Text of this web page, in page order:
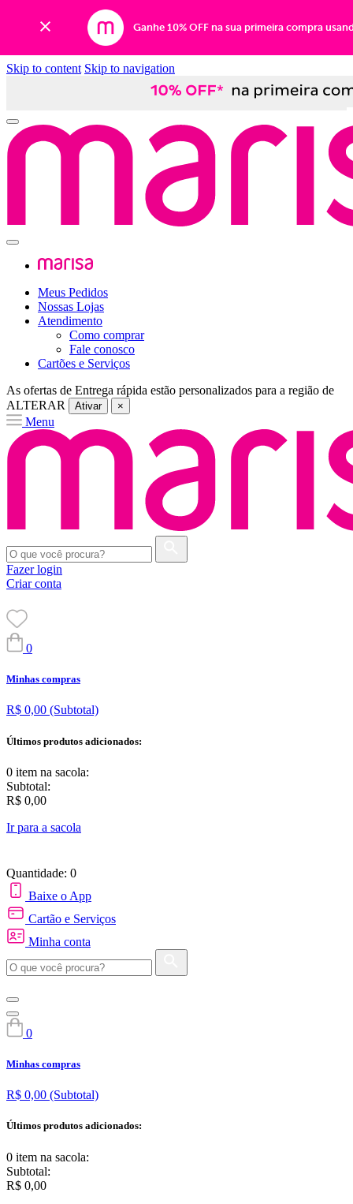
Ganhe 10% OFF na sua primeira compra
Skip to content Skip to navigation
Meus Pedidos
Nossas Lojas
Atendimento
Como comprar
Fale conosco
Cartões e Serviços
As ofertas de Entrega rápida estão personalizados para a região de
ALTERAR
Ativar ×
Menu
Fazer login
Criar conta
0
Minhas compras
R$ 0,00 (Subtotal)
Últimos produtos adicionados:
0 item na sacola:
Subtotal:
R$ 0,00
Ir para a sacola
Quantidade: 0
Baixe o App
Cartão e Serviços
Minha conta
0
Minhas compras
R$ 0,00 (Subtotal)
Últimos produtos adicionados:
0 item na sacola:
Subtotal:
R$ 0,00